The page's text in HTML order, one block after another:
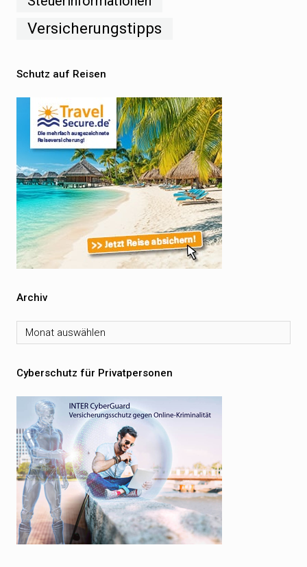
Versicherungstipps
Schutz auf Reisen
Archiv
Archiv
Cyberschutz für Privatpersonen